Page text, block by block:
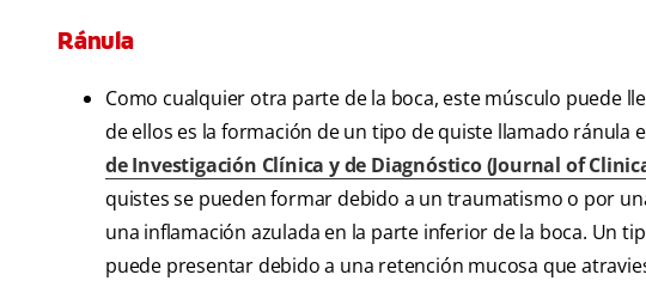
Ránula
Como cualquier otra parte de la boca, este músculo puede
de ellos es la formación de un tipo de quiste llamado ránula
de Investigación Clínica y de Diagnóstico (Journal of
quistes se pueden formar debido a un traumatismo o por
una inflamación azulada en la parte inferior de la boca. Un
puede presentar debido a una retención mucosa que